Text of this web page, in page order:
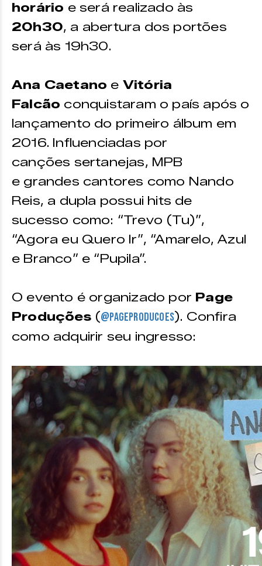
horário e será realizado às
20h30, a abertura dos portões
será às 19h30.
Ana Caetano e Vitória
Falcão conquistaram o país após o
lançamento do primeiro álbum em
2016. Influenciadas por
canções sertanejas, MPB
e grandes cantores como Nando
Reis, a dupla possui hits de
sucesso como: “Trevo (Tu)”,
“Agora eu Quero Ir”, “Amarelo, Azul
e Branco” e “Pupila”.
O evento é organizado por Page
Produções(@pageproducoes). Confira
como adquirir seu ingresso: